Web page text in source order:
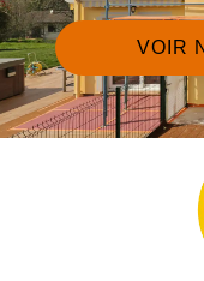
VOIR